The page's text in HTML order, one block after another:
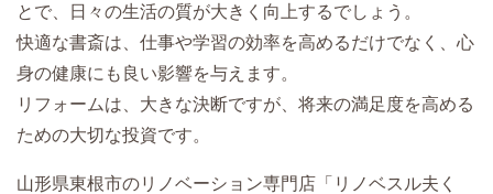
とで、日々の生活の質が大きく向上するでしょう。
快適な書斎は、仕事や学習の効率を高めるだけでなく、心
身の健康にも良い影響を与えます。
リフォームは、大きな決断ですが、将来の満足度を高める
ための大切な投資です。
山形県東根市のリノベーション専門店「リノベスル夫く